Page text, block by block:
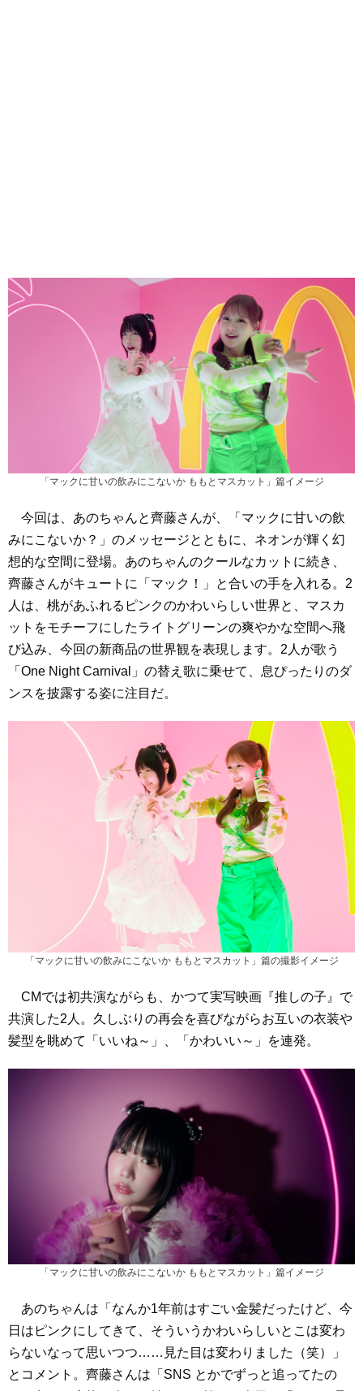
「マックに甘いの飲みにこないか ももとマスカット」篇イメージ
今回は、あのちゃんと齊藤さんが、「マックに甘いの飲
みにこないか？」のメッセージとともに、ネオンが輝く幻
想的な空間に登場。あのちゃんのクールなカットに続き、
齊藤さんがキュートに「マック！」と合いの手を入れる。2
人は、桃があふれるピンクのかわいらしい世界と、マスカ
ットをモチーフにしたライトグリーンの爽やかな空間へ飛
び込み、今回の新商品の世界観を表現します。2人が歌う
「One Night Carnival」の替え歌に乗せて、息ぴったりのダ
ンスを披露する姿に注目だ。
「マックに甘いの飲みにこないか ももとマスカット」篇の撮影イメージ
CMでは初共演ながらも、かつて実写映画『推しの子』で
共演した2人。久しぶりの再会を喜びながらお互いの衣装や
髪型を眺めて「いいね～」、「かわいい～」を連発。
「マックに甘いの飲みにこないか ももとマスカット」篇イメージ
あのちゃんは「なんか1年前はすごい金髪だったけど、今
日はピンクにしてきて、そういうかわいらしいとこは変わ
らないなって思いつつ……見た目は変わりました（笑）」
とコメント。齊藤さんは「SNS とかでずっと追ってたの